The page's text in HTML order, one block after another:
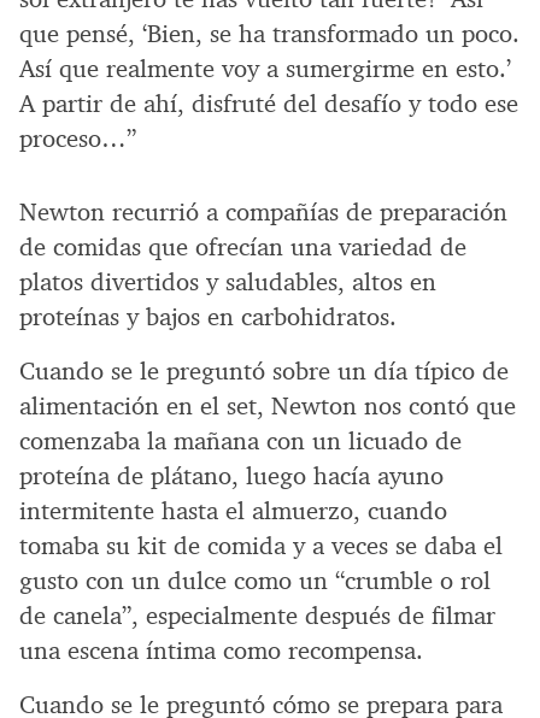
que pensé, ‘Bien, se ha transformado un poco.
Así que realmente voy a sumergirme en esto.’
A partir de ahí, disfruté del desafío y todo ese
proceso…”
Newton recurrió a compañías de preparación
de comidas que ofrecían una variedad de
platos divertidos y saludables, altos en
proteínas y bajos en carbohidratos.
Cuando se le preguntó sobre un día típico de
alimentación en el set, Newton nos contó que
comenzaba la mañana con un licuado de
proteína de plátano, luego hacía ayuno
intermitente hasta el almuerzo, cuando
tomaba su kit de comida y a veces se daba el
gusto con un dulce como un “crumble o rol
de canela”, especialmente después de filmar
una escena íntima como recompensa.
Cuando se le preguntó cómo se prepara para